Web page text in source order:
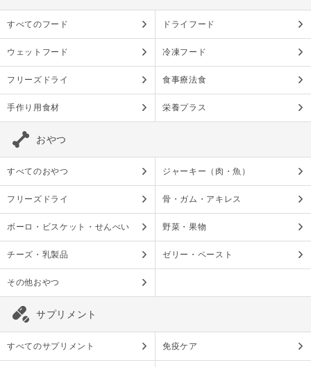
すべてのフード ドライフード
ウェットフード 冷凍フード
フリーズドライ 食事療法食
手作り用食材 栄養プラス
おやつ
すべてのおやつ ジャーキー（肉・魚）
フリーズドライ 骨・ガム・アキレス
ボーロ・ビスケット・せんべい 野菜・果物
チーズ・乳製品 ゼリー・ペースト
その他おやつ
サプリメント
すべてのサプリメント 免疫ケア